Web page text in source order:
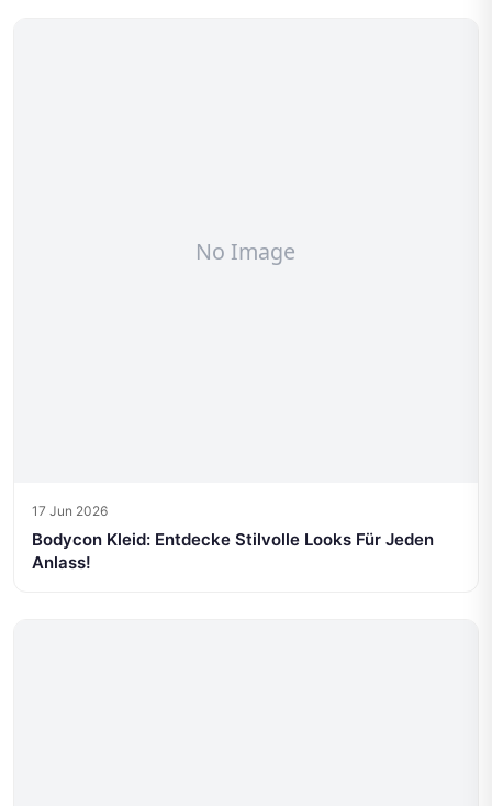
17 Jun 2026
Bodycon Kleid: Entdecke Stilvolle Looks Für Jeden
Anlass!